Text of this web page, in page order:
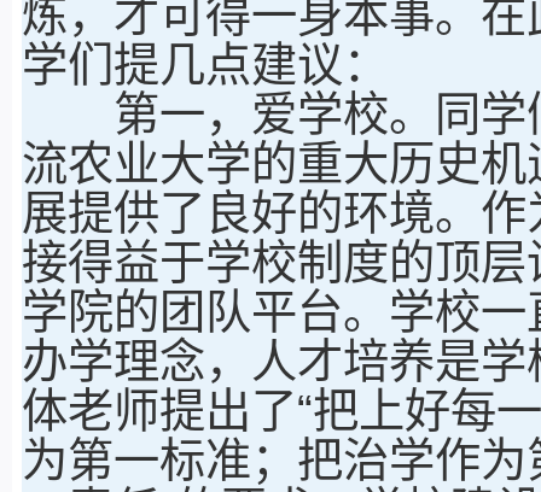
炼，才可得一身本事。
学们提几点建议：
第一，爱学校。同学
流农业大学的重大历史
展提供了良好的环境。
接得益于学校制度的顶
学院的团队平台。学校一
办学理念，人才培养是
体老师提出了“把上好每
为第一标准；把治学作